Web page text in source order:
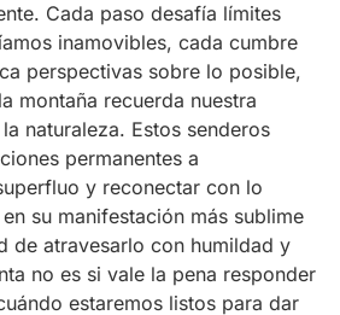
Cada paso desafía límites
inamovibles, cada cumbre
perspectivas sobre lo posible,
montaña recuerda nuestra
naturaleza. Estos senderos
permanentes a
y reconectar con lo
su manifestación más sublime
de atravesarlo con humildad y
no es si vale la pena responder
estaremos listos para dar